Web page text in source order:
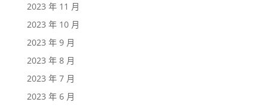
2023 年 11 月
2023 年 10 月
2023 年 9 月
2023 年 8 月
2023 年 7 月
2023 年 6 月